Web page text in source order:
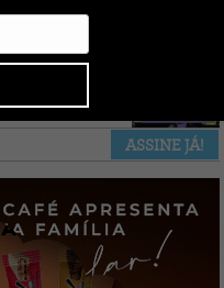
•NAS BANCAS
ASSINE JÁ!